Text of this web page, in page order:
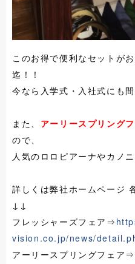
このお得で便利なセットが
迄！！
今なら入学式・入社式にも間
また、 アーリースプリング
ので、
人気のロロピアーナやカノ
詳しくは弊社ホームページ
↓↓
フレッシャーズフェア⇒
vision.co.jp/news/
アーリースプリングフェア⇒